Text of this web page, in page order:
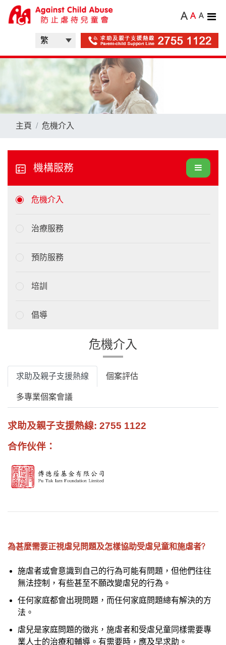
A A A
主頁 危機介入
機構服務
危機介入
治療服務
預防服務
培訓
倡導
危機介入
求助及親子支援熱線 個案評估
多專業個案會議
求助及親子支援熱線: 2755 1122
合作伙伴：
為甚麼需要正視虐兒問題及怎樣協助受虐兒童和施虐者?
施虐者或會意識到自己的行為可能有問題 ， 但他們往往
無法控制 ， 有些甚至不願改變虐兒的行為。
任何家庭都會出現問題 ， 而任何家庭問題總有解決的方
法。
虐兒是家庭問題的徵兆 ， 施虐者和受虐兒童同樣需要專
業人士的治療和輔導。有需要時 ， 應及早求助。